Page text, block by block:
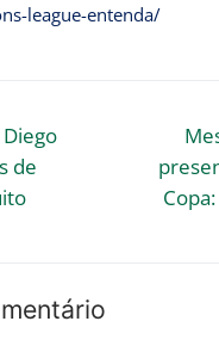
league-entenda/
de